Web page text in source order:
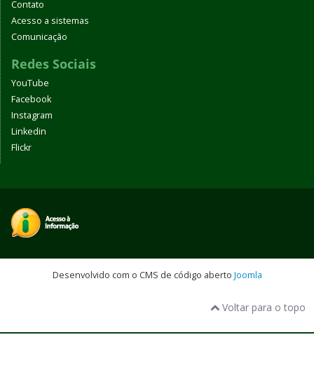
Contato
Acesso a sistemas
Comunicação
Redes Sociais
YouTube
Facebook
Instagram
Linkedin
Flickr
Desenvolvido com o CMS de código aberto Joomla
Voltar para o topo